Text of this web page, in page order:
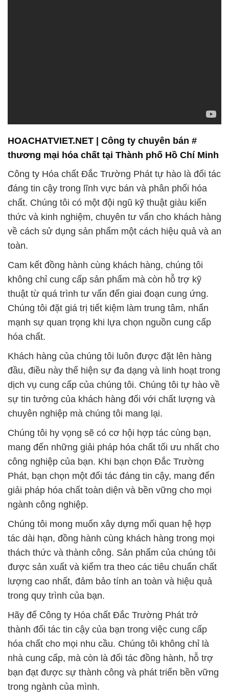
HOACHATVIET.NET | Công ty chuyên bán #
thương mại hóa chất tại Thành phố Hồ Chí Minh
Công ty Hóa chất Đắc Trường Phát tự hào là đối tác
đáng tin cậy trong lĩnh vực bán và phân phối hóa
chất. Chúng tôi có một đội ngũ kỹ thuật giàu kiến
thức và kinh nghiệm, chuyên tư vấn cho khách hàng
về cách sử dụng sản phẩm một cách hiệu quả và an
toàn.
Cam kết đồng hành cùng khách hàng, chúng tôi
không chỉ cung cấp sản phẩm mà còn hỗ trợ kỹ
thuật từ quá trình tư vấn đến giai đoạn cung ứng.
Chúng tôi đặt giá trị tiết kiệm làm trung tâm, nhấn
mạnh sự quan trọng khi lựa chọn nguồn cung cấp
hóa chất.
Khách hàng của chúng tôi luôn được đặt lên hàng
đầu, điều này thể hiện sự đa dạng và linh hoạt trong
dịch vụ cung cấp của chúng tôi. Chúng tôi tự hào về
sự tin tưởng của khách hàng đối với chất lượng và
chuyên nghiệp mà chúng tôi mang lại.
Chúng tôi hy vọng sẽ có cơ hội hợp tác cùng bạn,
mang đến những giải pháp hóa chất tối ưu nhất cho
công nghiệp của bạn. Khi bạn chọn Đắc Trường
Phát, bạn chọn một đối tác đáng tin cậy, mang đến
giải pháp hóa chất toàn diện và bền vững cho mọi
ngành công nghiệp.
Chúng tôi mong muốn xây dựng mối quan hệ hợp
tác dài hạn, đồng hành cùng khách hàng trong mọi
thách thức và thành công. Sản phẩm của chúng tôi
được sản xuất và kiểm tra theo các tiêu chuẩn chất
lượng cao nhất, đảm bảo tính an toàn và hiệu quả
trong quy trình của bạn.
Hãy để Công ty Hóa chất Đắc Trường Phát trở
thành đối tác tin cậy của bạn trong việc cung cấp
hóa chất cho mọi nhu cầu. Chúng tôi không chỉ là
nhà cung cấp, mà còn là đối tác đồng hành, hỗ trợ
bạn đạt được sự thành công và phát triển bền vững
trong ngành của mình.